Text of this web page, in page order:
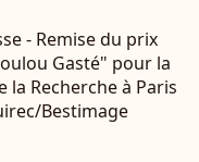
- Remise du prix
Gasté" pour la
la Recherche à Paris
Bestimage